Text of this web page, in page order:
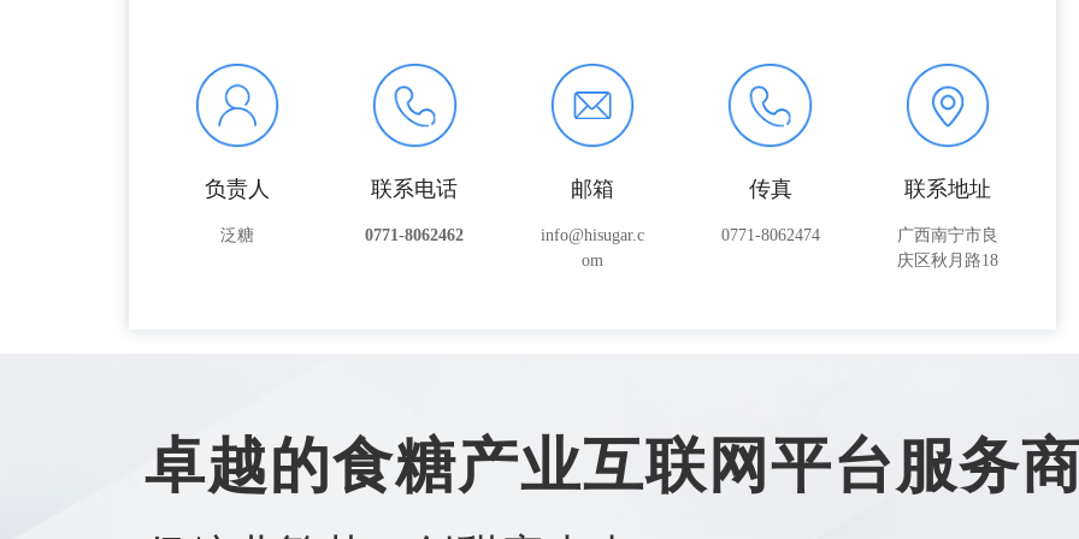
负责人
泛糖
联系电话
0771-8062462
邮箱
info@hisugar.c
om
传真
0771-8062474
联系地址
广西南宁市良
庆区秋月路18
卓越的食糖产业互联网平台服务